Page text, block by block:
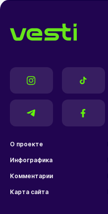
О проекте
Инфографика
Комментарии
Карта сайта